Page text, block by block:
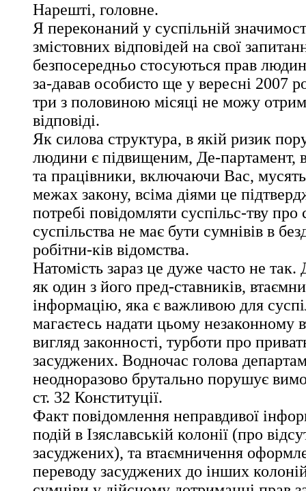
Нарешті, головне.
Я переконаний у суспільній
змістовних відповідей на свої
безпосередньо стосуються прав
за-давав особисто ще у вересні 2007
три з половиною місяці не можу
відповіді.
Як силова структура, в якій ризик
людини є підвищеним, Де-партамент,
та працівники, включаючи Вас,
межах закону, всіма діями це
потребі повідомляти суспільс-тву про
суспільства не має бути сумнівів в
робітни-ків відомства.
Натомість зараз це дуже часто не
як один з його пред-ставників,
інформацію, яка є важливою для
магаєтесь надати цьому незаконному
вигляд законності, турботи про
засуджених. Водночас голова
неодноразово брутально порушує
ст. 32 Конституції.
Факт повідомлення неправдивої
подій в Ізяславській колонії (про
засуджених), та втаємничення
переводу засуджених до інших